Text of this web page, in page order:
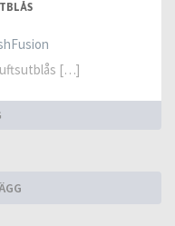
[…]